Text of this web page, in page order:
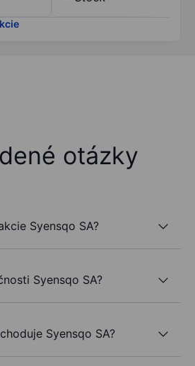
otázky
Syensqo SA?
Syensqo SA?
Syensqo SA?